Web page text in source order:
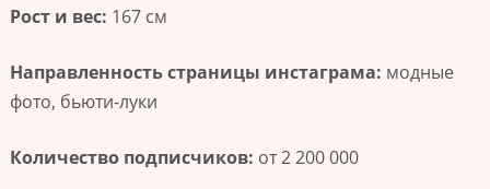
Рост и вес: 167 см
Направленность страницы инстаграма: модные
фото, бьюти-луки
Количество подписчиков: от 2 200 000